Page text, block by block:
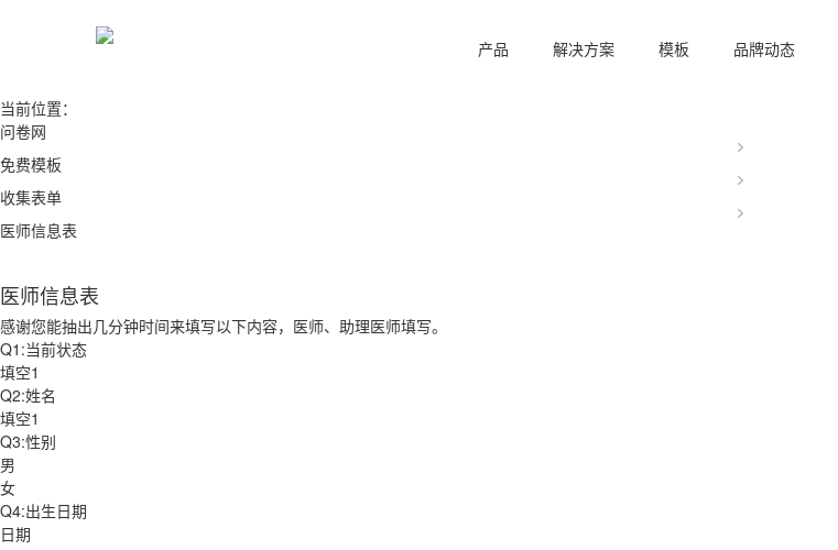
产品 解决方案 模板 品牌动态
当前位置：
问卷网
免费模板
收集表单
医师信息表
医师信息表
感谢您能抽出几分钟时间来填写以下内容，医师、助理医师填写。
Q1:当前状态
填空1
Q2:姓名
填空1
Q3:性别
男
女
Q4:出生日期
日期